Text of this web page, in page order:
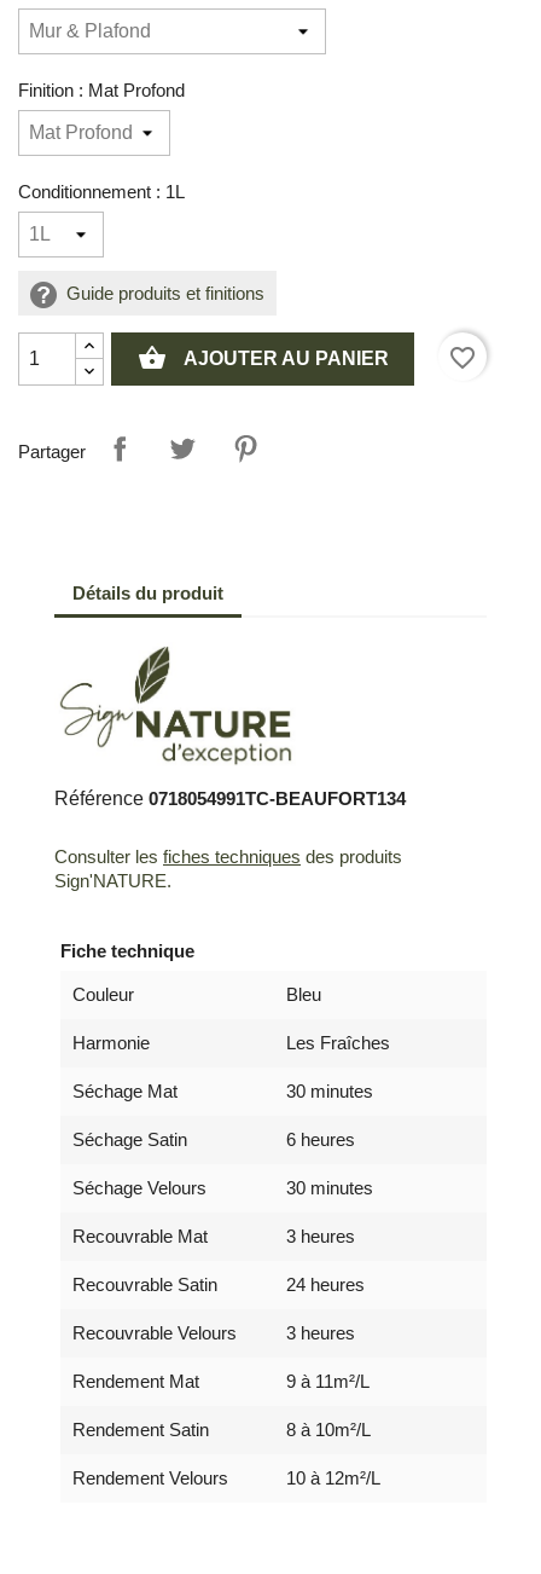
Finition : Mat Profond
Conditionnement : 1L
Guide produits et finitions
shopping_basket AJOUTER AU PANIER favorite_border
Partager
Détails du produit
Référence 0718054991TC-BEAUFORT134
Consulter les fiches techniques des produits
Sign'NATURE.
Fiche technique
Couleur Bleu
Harmonie Les Fraîches
Séchage Mat 30 minutes
Séchage Satin 6 heures
Séchage Velours 30 minutes
Recouvrable Mat 3 heures
Recouvrable Satin 24 heures
Recouvrable Velours 3 heures
Rendement Mat 9 à 11m²/L
Rendement Satin 8 à 10m²/L
Rendement Velours 10 à 12m²/L